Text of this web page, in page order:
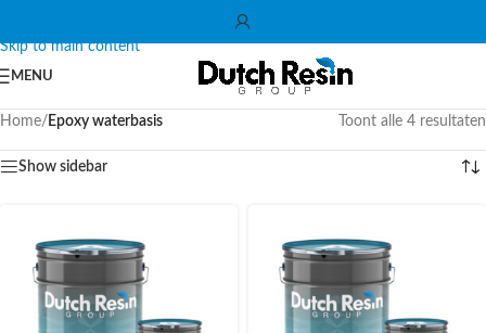
Skip to main content
MENU
Home/ Epoxy waterbasis Toont alle 4 resultaten
Show sidebar